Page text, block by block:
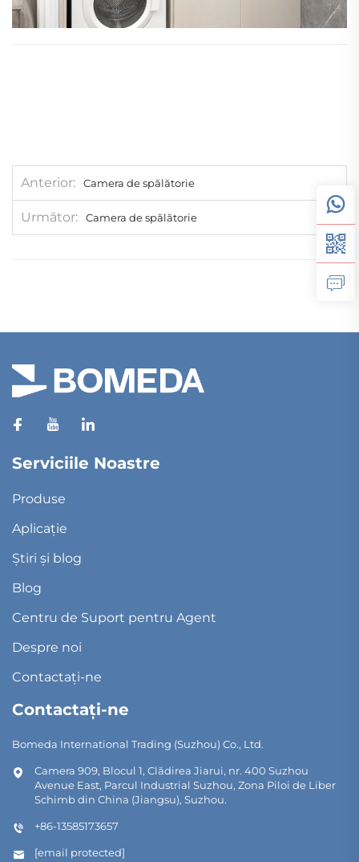
Anterior Camera de spălătorie
Următor Camera de spălătorie
Serviciile Noastre
Produse
Aplicație
Știri și blog
Blog
Centru de Suport pentru Agent
Despre noi
Contactați-ne
Contactați-ne
Bomeda International Trading (Suzhou) Co., Ltd.
Camera 909, Blocul 1, Clădirea Jiarui, nr. 400 Suzhou
Avenue East, Parcul Industrial Suzhou, Zona Piloi de Liber
Schimb din China (Jiangsu), Suzhou.
+86-13585173657
[email protected]